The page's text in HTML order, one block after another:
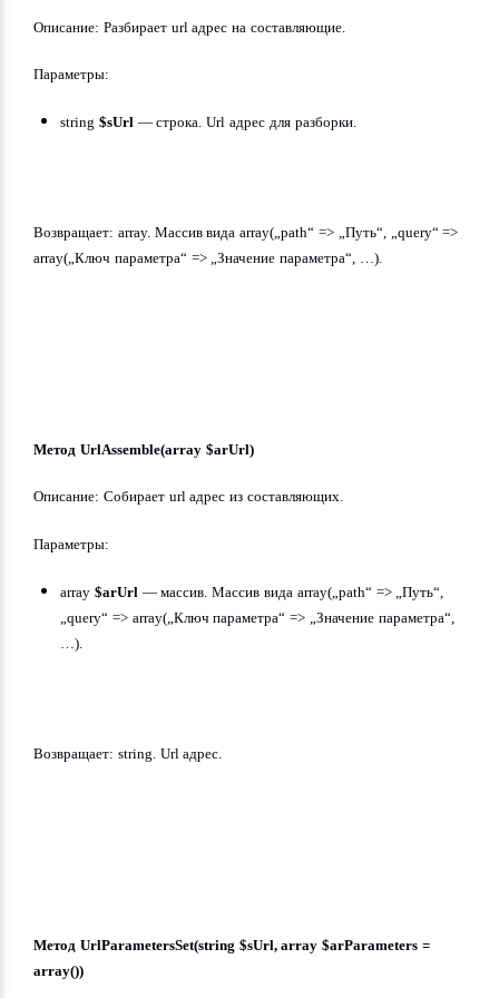
Описание: Разбирает url адрес на составляющие.
Параметры:
string $sUrl — строка. Url адрес для разборки.
Возвращает: array. Массив вида array(„path“ => „Путь“, „query“ =>
array(„Ключ параметра“ => „Значение параметра“, …).
Метод UrlAssemble(array $arUrl)
Описание: Собирает url адрес из составляющих.
Параметры:
array $arUrl — массив. Массив вида array(„path“ => „Путь“,
„query“ => array(„Ключ параметра“ => „Значение параметра“,
…).
Возвращает: string. Url адрес.
Метод UrlParametersSet(string $sUrl, array $arParameters =
array())